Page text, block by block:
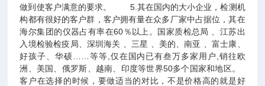
做到使客户满意的要求。 5.其在国内的大小企业，检测机
构都有很好的客户群，客户拥有量在众多厂家中占据位，其在
海尔集团的仪器占有率在60％以上。国家质检总局 、江苏出
入境检验检疫局、深圳海关 、三星 、美的、南亚 、富士康、
好孩子、华硕……等等,仅在国内已有叁万多家用户,销往欧
洲、美国、俄罗斯、越南、印度等世界50多个国家和地区。
客户在选择的时候，要做适当的对比，不是价格高的就是好